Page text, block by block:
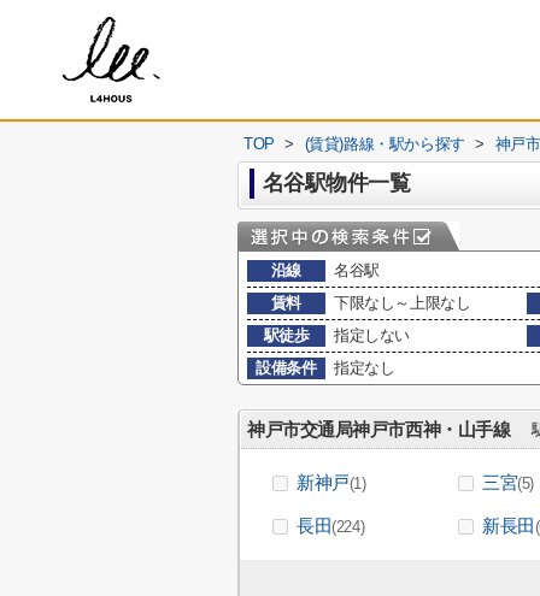
TOP > (賃貸)路線・駅から探す > 神戸
名谷駅物件一覧
沿線
名谷駅
賃料
下限なし～上限なし
駅徒歩
指定しない
設備条件
指定なし
神戸市交通局神戸市西神・山手線
新神戸(1) 三宮(5)
長田(224) 新長田